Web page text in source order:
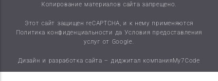
Копирование материалов сайта запрещено.
Этот сайт защищен reCAPTCHA, и к нему применяются
Политика конфиденциальности да Условия предоставления
услуг от Google.
Дизайн и разработка сайта – диджитал компанияMy7Code